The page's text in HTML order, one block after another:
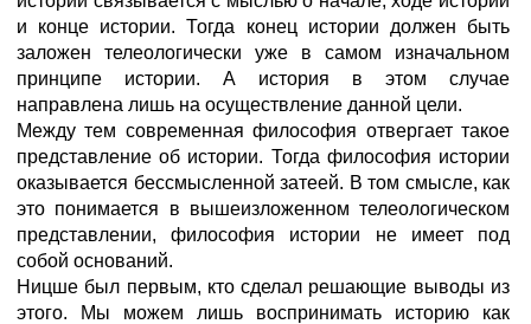
и конце истории. Тогда конец истории должен быть
заложен телеологически уже в самом изначальном
принципе истории. А история в этом случае
направлена лишь на осуществление данной цели.
Между тем современная философия отвергает такое
представление об истории. Тогда философия истории
оказывается бессмысленной затеей. В том смысле, как
это понимается в вышеизложенном телеологическом
представлении, философия истории не имеет под
собой оснований.
Ницше был первым, кто сделал решающие выводы из
этого. Мы можем лишь воспринимать историю как